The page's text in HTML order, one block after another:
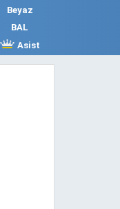
Beyaz
BAL
Asist